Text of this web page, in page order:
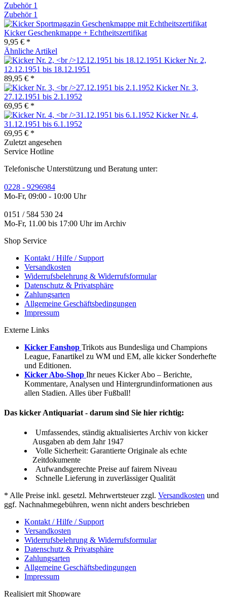
Zubehör 1
Zubehör 1
Kicker Geschenkmappe + Echtheitszertifikat
9,95 € *
Ähnliche Artikel
Kicker Nr. 2,
12.12.1951 bis 18.12.1951
89,95 € *
Kicker Nr. 3,
27.12.1951 bis 2.1.1952
69,95 € *
Kicker Nr. 4,
31.12.1951 bis 6.1.1952
69,95 € *
Zuletzt angesehen
Service Hotline
Telefonische Unterstützung und Beratung unter:
0228 - 9296984
Mo-Fr, 09:00 - 10:00 Uhr
0151 / 584 530 24
Mo-Fr, 11.00 bis 17:00 Uhr im Archiv
Shop Service
Kontakt / Hilfe / Support
Versandkosten
Widerrufsbelehrung & Widerrufsformular
Datenschutz & Privatsphäre
Zahlungsarten
Allgemeine Geschäftsbedingungen
Impressum
Externe Links
Kicker Fanshop Trikots aus Bundesliga und Champions
League, Fanartikel zu WM und EM, alle kicker Sonderhefte
und Editionen.
Kicker Abo-Shop Ihr neues Kicker Abo – Berichte,
Kommentare, Analysen und Hintergrundinformationen aus
allen Stadien. Alles über Fußball!
Das kicker Antiquariat - darum sind Sie hier richtig:
Umfassendes, ständig aktualisiertes Archiv von kicker
Ausgaben ab dem Jahr 1947
Volle Sicherheit: Garantierte Originale als echte
Zeitdokumente
Aufwandsgerechte Preise auf fairem Niveau
Schnelle Lieferung in zuverlässiger Qualität
* Alle Preise inkl. gesetzl. Mehrwertsteuer zzgl. Versandkosten und
ggf. Nachnahmegebühren, wenn nicht anders beschrieben
Kontakt / Hilfe / Support
Versandkosten
Widerrufsbelehrung & Widerrufsformular
Datenschutz & Privatsphäre
Zahlungsarten
Allgemeine Geschäftsbedingungen
Impressum
Realisiert mit Shopware